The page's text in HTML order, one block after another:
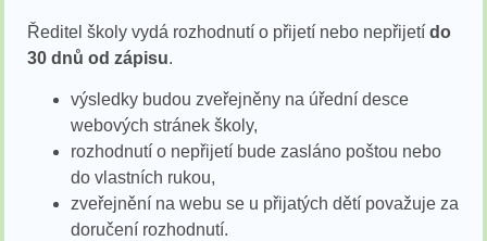
Ředitel školy vydá rozhodnutí o přijetí nebo nepřijetí do
30 dnů od zápisu.
výsledky budou zveřejněny na úřední desce
webových stránek školy,
rozhodnutí o nepřijetí bude zasláno poštou nebo
do vlastních rukou,
zveřejnění na webu se u přijatých dětí považuje za
doručení rozhodnutí.